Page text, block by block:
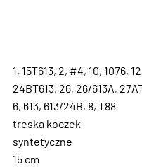
1, 15T613, 2, #4, 10, 1076, 12
24BT613, 26, 26/613A,
6, 613, 613/24B, 8, T88
treska koczek
syntetyczne
15 cm